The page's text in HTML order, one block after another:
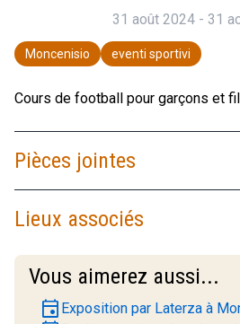
31 août 2024 - 31
Moncenisio eventi sportivi
Cours de football pour garçons et
Pièces jointes
Lieux associés
Vous aimerez aussi...
event Exposition par Laterza à